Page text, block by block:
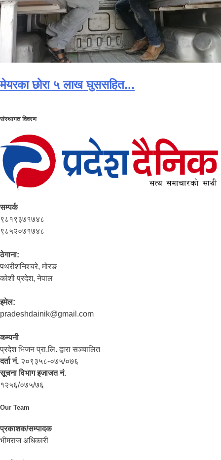
मेयरका छोरा ५ लाख घुससहित...
संस्थागत विवरण
सम्पर्क
९८१९३७१७४८
९८५२०७१७४८
ठेगाना:
पथरीशनिश्‍चरे, मोरङ
कोशी प्रदेश, नेपाल
इमेल:
pradeshdainik@gmail.com
कम्पनी
प्रदेश भिजन प्रा.लि. द्वारा सञ्‍चालित
दर्ता नं. २०९३५८-०७५/०७६
सूचना विभाग इजाजत नं.
१२५६/०७५/७६
Our Team
प्रकाशक/सम्पादक
भीमराज अधिकारी